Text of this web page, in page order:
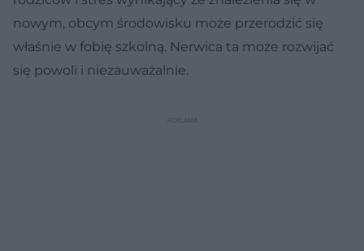
nowym, obcym środowisku może przerodzić się
właśnie w fobię szkolną. Nerwica ta może rozwijać
się powoli i niezauważalnie.